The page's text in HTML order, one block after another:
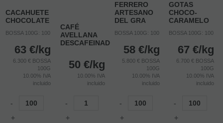
CACAHUETE
CHOCOLATE
BOSSA 100G: 100
63 €/kg
6.300 € BOSSA
100G
10.00% IVA
incluido
-
+
CAFÉ
AVELLANA
DESCAFEINADO
50 €/kg
10.00% IVA
incluido
-
+
FERRERO
ARTESANO
DEL GRA
BOSSA 100G: 100
58 €/kg
5.800 € BOSSA
100G
10.00% IVA
incluido
-
+
GOTAS
CHOCO-
CARAMELO
BOSSA 100G: 100
67 €/kg
6.700 € BOSSA
100G
10.00% IVA
incluido
-
+